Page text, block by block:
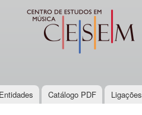
CESEM
Entidades Catálogo PDF